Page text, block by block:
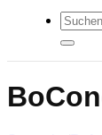
Suche
nach: